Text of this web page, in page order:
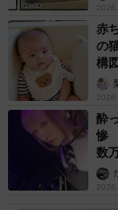
赤
の
構
酔
惨
数